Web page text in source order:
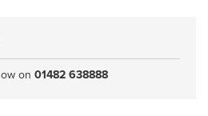
on 01482 638888